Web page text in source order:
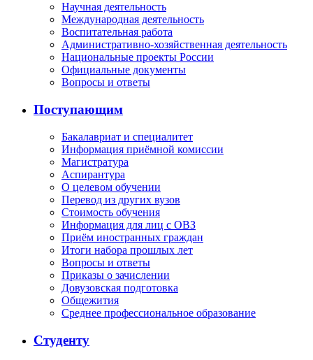
Научная деятельность
Международная деятельность
Воспитательная работа
Административно-хозяйственная деятельность
Национальные проекты России
Официальные документы
Вопросы и ответы
Поступающим
Бакалавриат и специалитет
Информация приёмной комиссии
Магистратура
Аспирантура
О целевом обучении
Перевод из других вузов
Стоимость обучения
Информация для лиц с ОВЗ
Приём иностранных граждан
Итоги набора прошлых лет
Вопросы и ответы
Приказы о зачислении
Довузовская подготовка
Общежития
Среднее профессиональное образование
Студенту